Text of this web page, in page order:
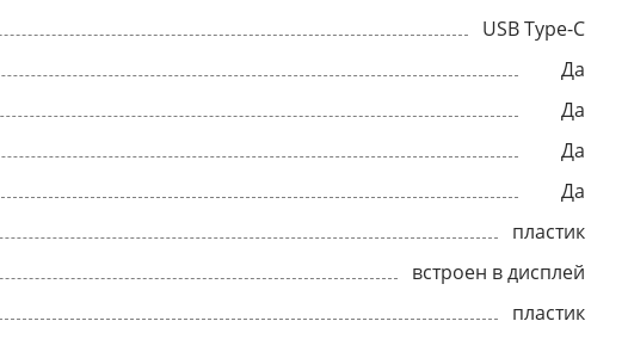
USB Type-C
Да
Да
Да
Да
пластик
встроен в дисплей
пластик